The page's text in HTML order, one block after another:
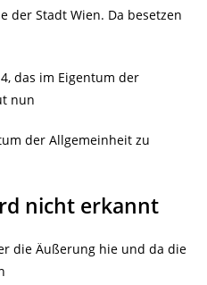
der Stadt Wien. Da besetzen
das im Eigentum der
nun
der Allgemeinheit zu
nicht erkannt
die Äußerung hie und da die